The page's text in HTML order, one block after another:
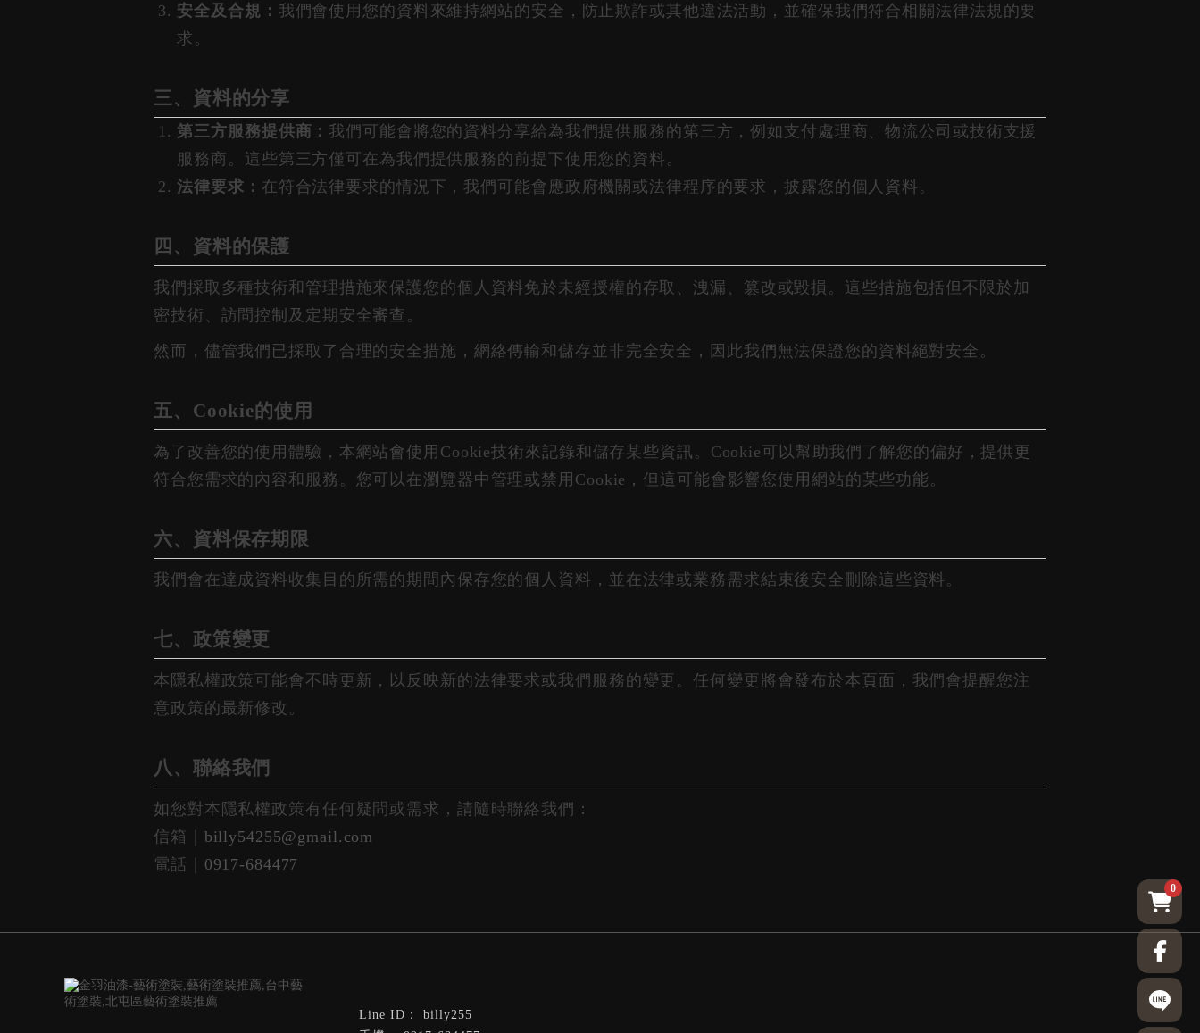
安全及合規： 我們會使用您的資料來維持網站的安全，防止欺詐或其他違法活動，並確保我們符合相關法律法規的要
求。
三、資料的分享
第三方服務提供商：我們可能會將您的資料分享給為我們提供服務的第三方，例如支付處理商、物流公司或技術支援
服務商。這些第三方僅可在為我們提供服務的前提下使用您的資料。
法律要求： 在符合法律要求的情況下，我們可能會應政府機關或法律程序的要求，披露您的個人資料。
四、資料的保護
我們採取多種技術和管理措施來保護您的個人資料免於未經授權的存取、洩漏、篡改或毀損。這些措施包括但不限於加
密技術、訪問控制及定期安全審查。
然而，儘管我們已採取了合理的安全措施，網絡傳輸和儲存並非完全安全，因此我們無法保證您的資料絕對安全。
五、Cookie的使用
為了改善您的使用體驗，本網站會使用Cookie技術來記錄和儲存某些資訊。Cookie可以幫助我們了解您的偏好，提供更
符合您需求的內容和服務。您可以在瀏覽器中管理或禁用Cookie，但這可能會影響您使用網站的某些功能。
六、資料保存期限
我們會在達成資料收集目的所需的期間內保存您的個人資料，並在法律或業務需求結束後安全刪除這些資料。
七、政策變更
本隱私權政策可能會不時更新，以反映新的法律要求或我們服務的變更。任何變更將會發布於本頁面，我們會提醒您注
意政策的最新修改。
八、聯絡我們
如您對本隱私權政策有任何疑問或需求，請隨時聯絡我們：
信箱｜ billy54255@gmail.com
電話｜ 0917-684477
billy255
0